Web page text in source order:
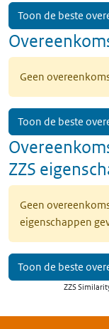
Toon de beste
Geen
Toon de beste
ZZS
Geen
eigenschappen
Toon de beste
ZZS